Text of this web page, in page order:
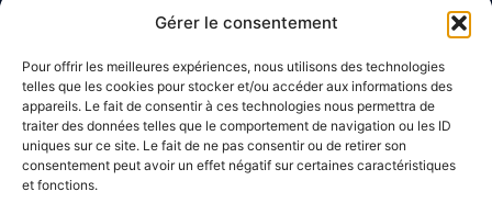
Gérer le consentement
Pour offrir les meilleures expériences, nous utilisons des technologies
telles que les cookies pour stocker et/ou accéder aux informations des
appareils. Le fait de consentir à ces technologies nous permettra de
traiter des données telles que le comportement de navigation ou les ID
uniques sur ce site. Le fait de ne pas consentir ou de retirer son
consentement peut avoir un effet négatif sur certaines caractéristiques
et fonctions.
14370 Argences
Nous contacter
Horaires d’ouverture
Lundi: 9h – 12h / Fermé
Mardi: 9h – 12h / 14h – 18h30
Mercredi: 9h – 12h / 14h – 17h